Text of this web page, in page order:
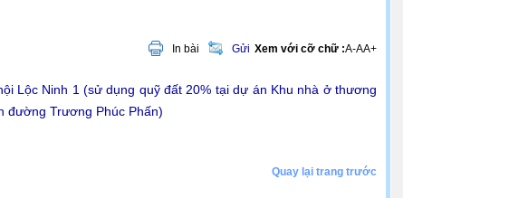
In bài Gửi Xem với cỡ chữ :A-AA+
Lộc Ninh 1 (sử dụng quỹ đất 20% tại dự án Khu nhà ở thương
đường Trương Phúc Phấn)
Quay lại trang trước